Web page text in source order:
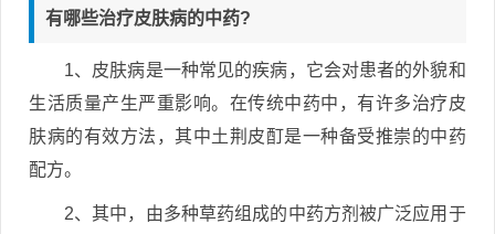
有哪些治疗皮肤病的中药?
1、皮肤病是一种常见的疾病，它会对患者的外貌和
生活质量产生严重影响。在传统中药中，有许多治疗皮
肤病的有效方法，其中土荆皮酊是一种备受推崇的中药
配方。
2、其中，由多种草药组成的中药方剂被广泛应用于